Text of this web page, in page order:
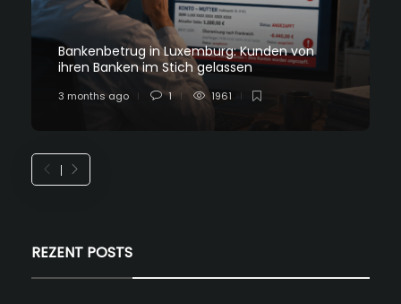
Bankenbetrug in Luxemburg: Kunden von
ihren Banken im Stich gelassen
3 months ago 1 1961
REZENT POSTS